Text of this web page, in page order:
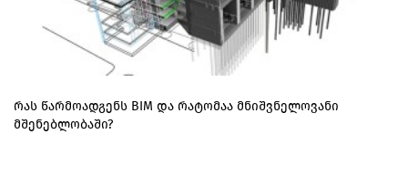
რას წარმოადგენს BIM და რატომაა მნიშვნელოვანი
მშენებლობაში?